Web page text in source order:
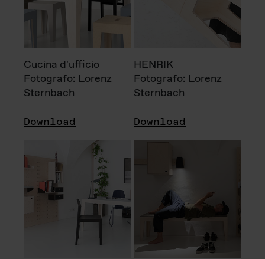
Cucina d'ufficio
Fotografo: Lorenz
Sternbach
Download
HENRIK
Fotografo: Lorenz
Sternbach
Download